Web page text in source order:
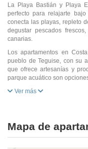
La Playa Bastián y Playa
perfecto para relajarte
conecta las playas, repleto
degustar pescados
canarias.
Los apartamentos en
pueblo de Teguise, con su
que ofrece artesanías y
parque acuático son
Ver más
Mapa de